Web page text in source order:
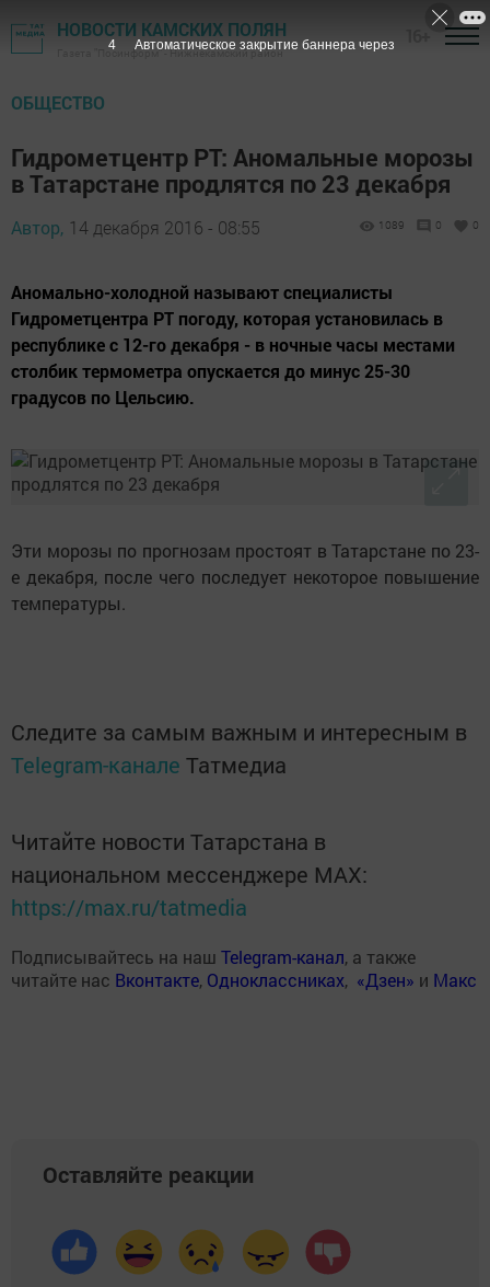
НОВОСТИ КАМСКИХ ПОЛЯН
Газета "Посинформ" - Нижнекамский район
ОБЩЕСТВО
Гидрометцентр РТ: Аномальные морозы
в Татарстане продлятся по 23 декабря
Автор, 14 декабря 2016 - 08:55 1089 0 0
Аномально-холодной называют специалисты
Гидрометцентра РТ погоду, которая установилась в
республике с 12-го декабря - в ночные часы местами
столбик термометра опускается до минус 25-30
градусов по Цельсию.
Эти морозы по прогнозам простоят в Татарстане по 23-
е декабря, после чего последует некоторое повышение
температуры.
Следите за самым важным и интересным в
Telegram-канале Татмедиа
Читайте новости Татарстана в
национальном мессенджере MАХ:
https://max.ru/tatmedia
Подписывайтесь на наш Telegram-канал, а также
читайте нас Вконтакте, Одноклассниках, «Дзен» и Макс
Оставляйте реакции
3 Автоматическое закрытие баннера через